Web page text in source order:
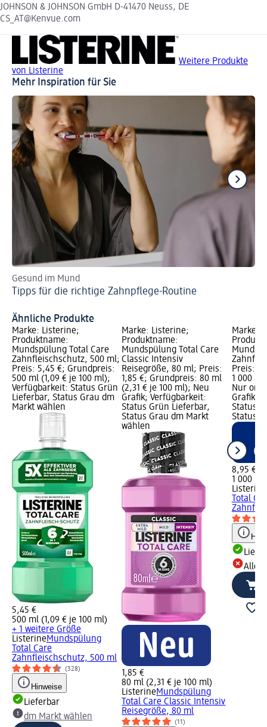
JOHNSON & JOHNSON GmbH D-41470 Neuss, DE
CS_AT@Kenvue.com
Weitere Produkte
von Listerine
Mehr Inspiration für Sie
Gesund im Mund
Tipps für die richtige Zahnpflege-Routine
Ähnliche Produkte
Marke: Listerine;
Produktname:
Mundspülung Total Care
Zahnfleischschutz, 500 ml;
Preis: 5,45 €; Grundpreis:
500 ml (1,09 € je 100 ml);
Verfügbarkeit: Status Grün
Lieferbar, Status Grau dm
Markt wählen
5,45 €
500 ml (1,09 € je 100 ml)
+ 1 weitere Größe
ListerineMundspülung
Total Care
Zahnfleischschutz, 500 ml
(328)
Hinweise
Lieferbar
dm Markt wählen
Marke: Listerine;
Produktname:
Mundspülung Total Care
Classic Intensiv
Reisegröße, 80 ml; Preis:
1,85 €; Grundpreis: 80 ml
(2,31 € je 100 ml); Neu
Grafik; Verfügbarkeit:
Status Grün Lieferbar,
Status Grau dm Markt
wählen
1,85 €
80 ml (2,31 € je 100 ml)
ListerineMundspülung
Total Care Classic Intensiv
Reisegröße, 80 ml
(11)
Marke:
Preis:
1 000
Nur
Grafik;
Status
Status
8,95 €
1 000
Listerine
Total
Alle